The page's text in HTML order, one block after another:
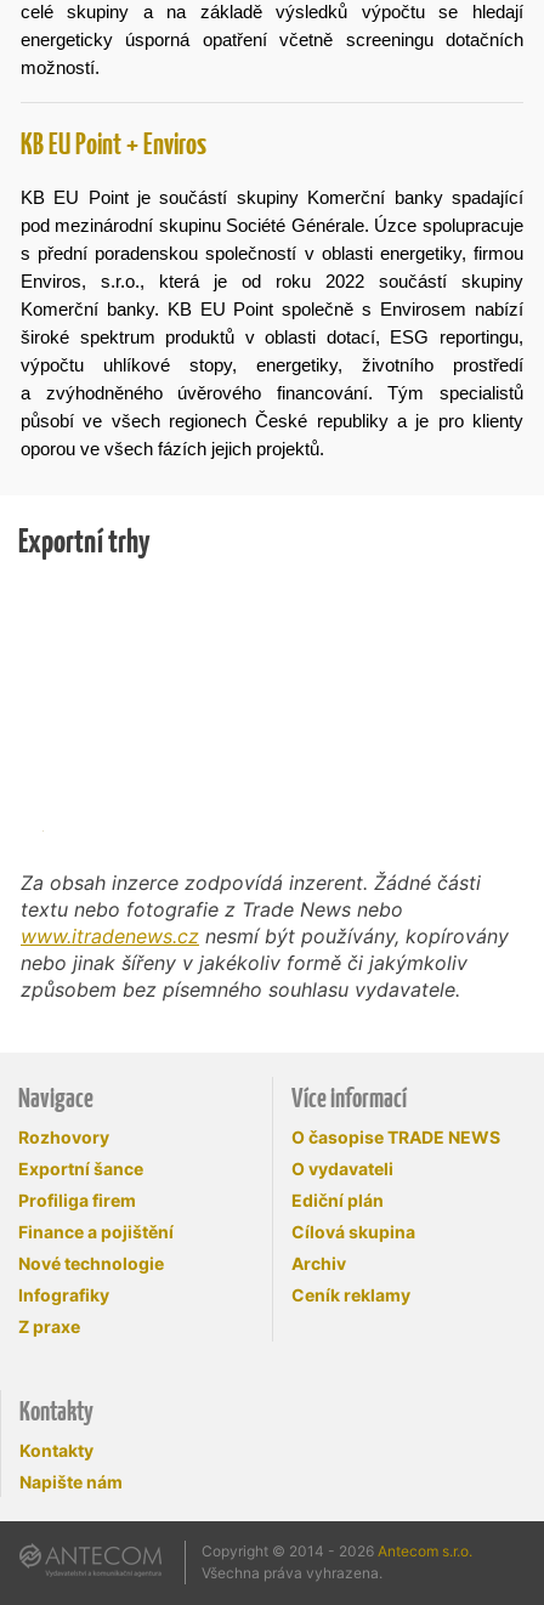
celé skupiny a na základě výsledků výpočtu se hledají
energeticky úsporná opatření včetně screeningu dotačních
možností.
KB EU Point + Enviros
KB EU Point je součástí skupiny Komerční banky spadající
pod mezinárodní skupinu Société Générale. Úzce spolupracuje
s přední poradenskou společností v oblasti energetiky, firmou
Enviros, s.r.o., která je od roku 2022 součástí skupiny
Komerční banky. KB EU Point společně s Envirosem nabízí
široké spektrum produktů v oblasti dotací, ESG reportingu,
výpočtu uhlíkové stopy, energetiky, životního prostředí
a zvýhodněného úvěrového financování. Tým specialistů
působí ve všech regionech České republiky a je pro klienty
oporou ve všech fázích jejich projektů.
Exportní trhy
Za obsah inzerce zodpovídá inzerent. Žádné části
textu nebo fotografie z Trade News nebo
www.itradenews.cz nesmí být používány, kopírovány
nebo jinak šířeny v jakékoliv formě či jakýmkoliv
způsobem bez písemného souhlasu vydavatele.
Navigace
Rozhovory
Exportní šance
Profiliga firem
Finance a pojištění
Nové technologie
Infografiky
Z praxe
Více informací
O časopise TRADE NEWS
O vydavateli
Ediční plán
Cílová skupina
Archiv
Ceník reklamy
Kontakty
Kontakty
Napište nám
Copyright © 2014 - 2026 Antecom s.r.o.
Všechna práva vyhrazena.